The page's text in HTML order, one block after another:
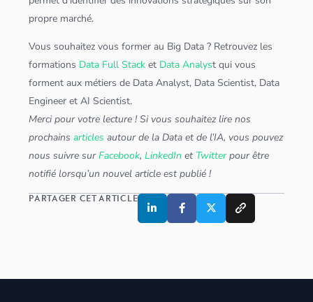
propre marché.
Vous souhaitez vous former au Big Data ? Retrouvez les
formations Data Full Stack et Data Analyst qui vous
forment aux métiers de Data Analyst, Data Scientist, Data
Engineer etAI Scientist.
Merci pour votre lecture ! Si vous souhaitez lire nos
prochainsarticles autour de la Data et de l’IA, vous pouvez
nous suivre surFacebook,LinkedIn et Twitterpour être
notifié lorsqu’un nouvel article est publié !
PARTAGER CET ARTICLE